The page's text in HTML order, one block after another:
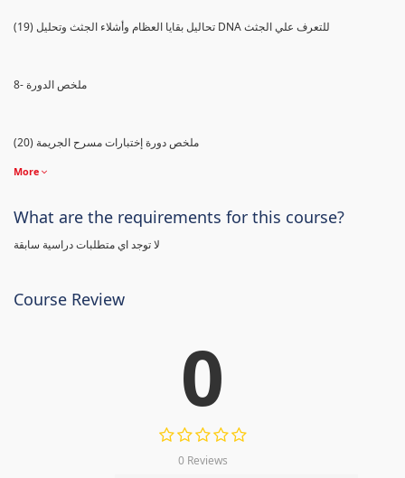
(19) تحاليل بقايا العظام وأشلاء الجثث وتحليل DNA للتعرف علي الجثث
8- ملخص الدورة
(20) ملخص دورة إختبارات مسرح الجريمة
More
What are the requirements for this course?
لا توجد اي متطلبات دراسية سابقة
Course Review
0
0 Reviews